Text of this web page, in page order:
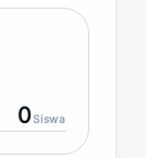
0Siswa